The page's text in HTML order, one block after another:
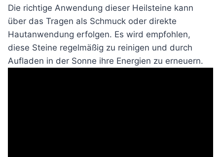
Die richtige Anwendung dieser Heilsteine kann
über das Tragen als Schmuck oder direkte
Hautanwendung erfolgen. Es wird empfohlen,
diese Steine regelmäßig zu reinigen und durch
Aufladen in der Sonne ihre Energien zu erneuern.